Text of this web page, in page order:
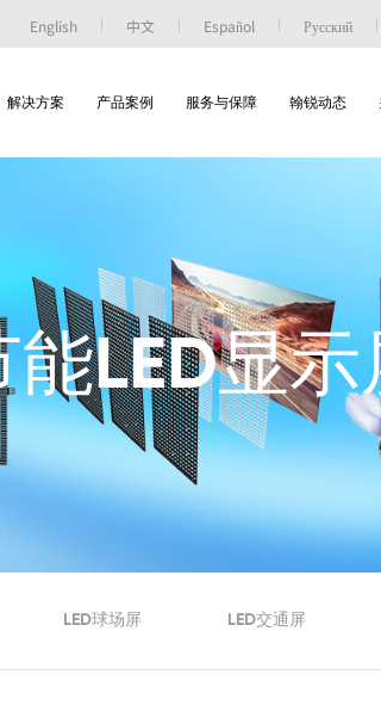
English 中文 Español Русский
解决方案 产品案例 服务与保障 翰锐动态
能LED显示
LED球场屏 LED交通屏